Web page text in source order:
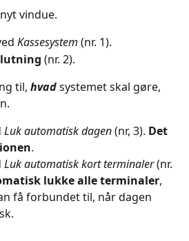
vindue.
Kassesystem (nr. 1).
(nr. 2).
til, hvad systemet skal gøre,
Luk automatisk dagen (nr, 3). Det
.
Luk automatisk kort terminaler (nr.
lukke alle terminaler,
få forbundet til, når dagen